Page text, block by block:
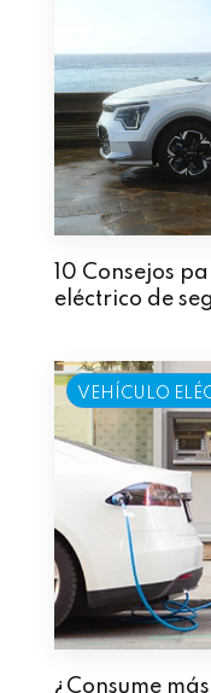
10 Consejos
eléctrico de
VEHÍCULO
¿Consume